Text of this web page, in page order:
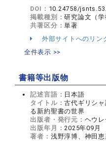
DOI： 10.24758/
掲載種別：研究論文（学
共著区分：単著
外部サイトへのリン
全件表示 >>
書籍等出版物
記述言語： 日本語
タイトル：古代ギリシ
る新約聖書の世界
出版者・発行元： ヘウレ
出版年月：2025年09月
著者： 浅野淳博、神田恵